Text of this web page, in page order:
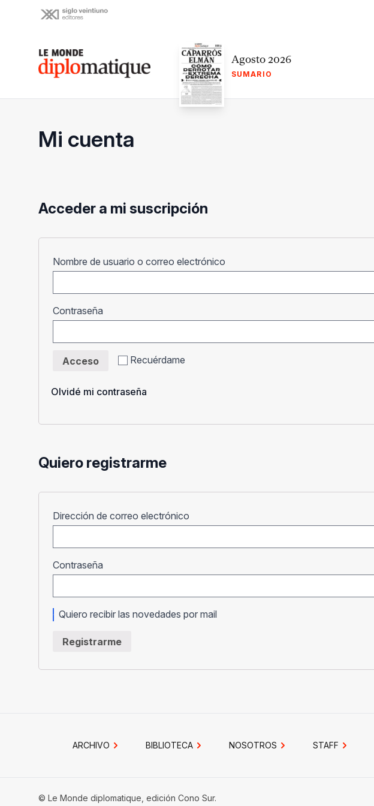
Le monde diplomatique Agosto 2026
SUMARIO
Mi cuenta
Acceder a mi suscripción
Nombre de usuario o correo electrónico
Contraseña
Recuérdame
Acceso
Olvidé mi contraseña
Quiero registrarme
Dirección de correo electrónico
Contraseña
Quiero recibir las novedades por mail
Registrarme
ARCHIVO BIBLIOTECA NOSOTROS STAFF
© Le Monde diplomatique, edición Cono Sur.